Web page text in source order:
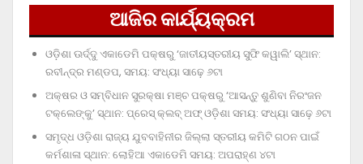
ଆଜିର କାର୍ଯ୍ୟକ୍ରମ
ଓଡ଼ିଶା ଊର୍ଦ୍ଦୁ ଏକାଡେମି ପକ୍ଷରୁ ‘ଜାତୀୟସ୍ତରୀୟ ସୁଫି କୱାଲି’ ସ୍ଥାନ:
ରବୀନ୍ଦ୍ର ମଣ୍ଡପ, ସମୟ: ସଂଧ୍ୟା ସାଢ଼େ ୬ଟା
ଅକ୍ଷର ଓ ସମ୍ବିଧାନ ସୁରକ୍ଷା ମଞ୍ଚ ପକ୍ଷରୁ ‘ଆସନ୍ତୁ ଶୁଣିବା ନିରଂଜନ
ଟକ୍‌ଲେଙ୍କୁ’ ସ୍ଥାନ: ପ୍ରେସ୍‌ କ୍ଲବ୍‌ ଅଫ୍‌ ଓଡ଼ିଶା ସମୟ: ସଂଧ୍ୟା ସାଢ଼େ ୬ଟା
ସମୃଦ୍ଧ ଓଡ଼ିଶା ରାଜ୍ୟ ଯୁବବାହିନୀର ଜିଲ୍ଲା ସ୍ତରୀୟ କମିଟି ଗଠନ ପାଇଁ
କର୍ମଶାଳା ସ୍ଥାନ: ଲୋହିଆ ଏକାଡେମି ସମୟ: ଅପରାହ୍‌ଣ ୪ଟା